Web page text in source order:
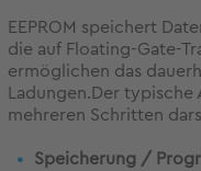
EEPROM speichert
die auf Floating-Gate-
ermöglichen das
Ladungen.Der
mehreren Schritten
Speicherung /